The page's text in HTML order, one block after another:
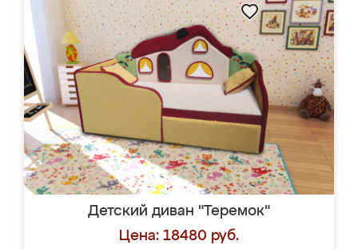
Детский диван "Теремок"
Цена: 18480 руб.